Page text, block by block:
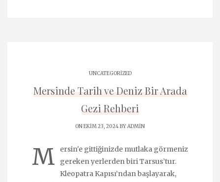
UNCATEGORIZED
Mersinde Tarih ve Deniz Bir Arada
Gezi Rehberi
ON EKIM 23, 2024 BYADMIN
M
ersin'e gittiğinizde mutlaka görmeniz
gereken yerlerden biri Tarsus’tur.
Kleopatra Kapısı’ndan başlayarak,